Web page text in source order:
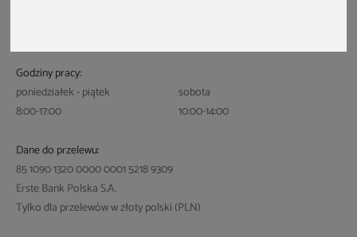
Godziny pracy:
poniedziałek - piątek
8:00-17:00
sobota
10:00-14:00
Dane do przelewu:
85 1090 1320 0000 0001 5218 9309
Erste Bank Polska S.A.
Tylko dla przelewów w złoty polski (PLN)